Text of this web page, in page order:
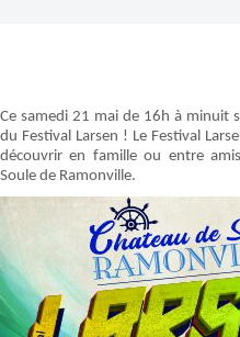
Ce samedi 21 mai de 16h à minuit
du Festival Larsen ! Le Festival
découvrir en famille ou entre
Soule de Ramonville.